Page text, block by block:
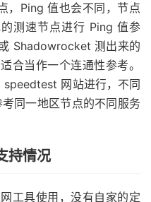
，Ping 值也会不同，节点
测速节点进行 Ping 值参
Shadowrocket 测出来的
合当作一个连通性参考。
speedtest 网站进行，不同
同一地区节点的不同服务
持情况
工具使用，没有自家的定